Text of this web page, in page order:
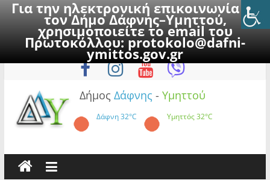
Για την ηλεκτρονική επικοινωνία με
τον Δήμο Δάφνης–Υμηττού,
χρησιμοποιείτε το email του
Πρωτοκόλλου:protokolo@dafni-
ymittos.gov.gr
to
Κυριακή, 9 Αυγούστου 2026
Δήμος Δάφνης - Υμηττού
Δάφνη32°C Υμηττός32°C